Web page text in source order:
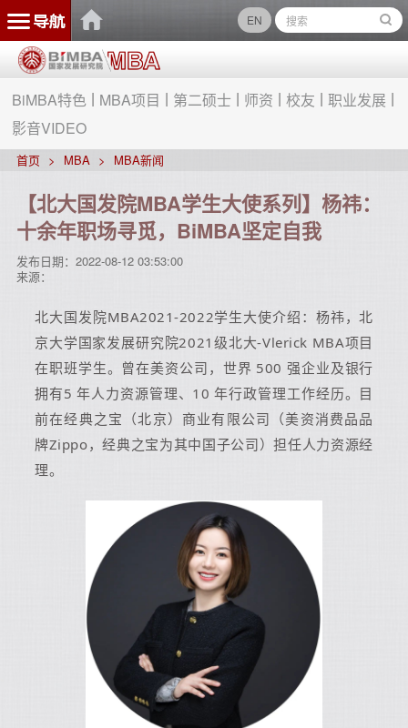
EN
BiMBA特色 MBA项目 第二硕士 师资 校友
职业发展
影音VIDEO
首页 MBA MBA新闻
【北大国发院MBA学生大使系列】杨祎：
十余年职场寻觅，BiMBA坚定自我
发布日期： 2022-08-12 03:53:00
来源：
北大国发院MBA2021-2022学生大使介绍：杨祎，北
京大学国家发展研究院2021级北大-Vlerick MBA项目
在职班学生。曾在美资公司，世界 500 强企业及银行
拥有5 年人力资源管理、10 年行政管理工作经历。目
前在经典之宝（北京）商业有限公司（美资消费品品
牌Zippo，经典之宝为其中国子公司）担任人力资源经
理。